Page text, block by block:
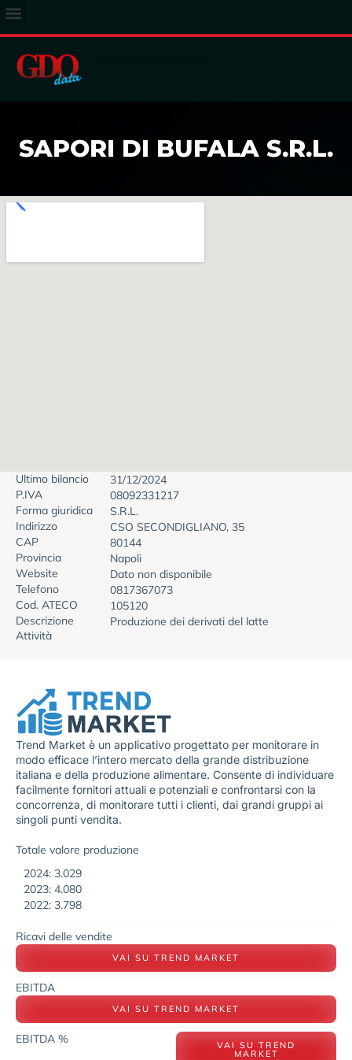
SAPORI DI BUFALA S.R.L.
Ultimo bilancio
31/12/2024
P.IVA
08092331217
Forma giuridica
S.R.L.
Indirizzo
CSO SECONDIGLIANO, 35
CAP
80144
Provincia
Napoli
Website
Dato non disponibile
Telefono
0817367073
Cod. ATECO
105120
Descrizione
Attività
Produzione dei derivati del latte
Trend Market è un applicativo progettato per monitorare in
modo efficace l’intero mercato della grande distribuzione
italiana e della produzione alimentare. Consente di individuare
facilmente fornitori attuali e potenziali e confrontarsi con la
concorrenza, di monitorare tutti i clienti, dai grandi gruppi ai
singoli punti vendita.
Totale valore produzione
2024: 3.029
2023: 4.080
2022: 3.798
Ricavi delle vendite
VAI SU TREND MARKET
EBITDA
VAI SU TREND MARKET
EBITDA % VAI SU TREND
MARKET